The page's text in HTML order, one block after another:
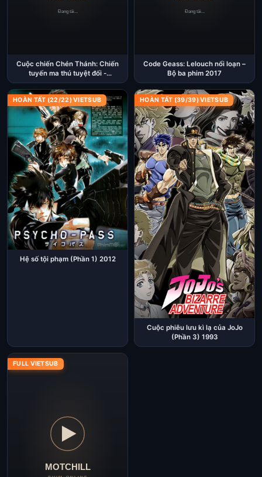
Cuộc chiến Chén Thánh: Chiến
tuyến ma thú tuyệt đối -
Babylonia 2019
Code Geass: Lelouch nổi loạn –
Bộ ba phim 2017
HOÀN TẤT (22/22) VIETSUB
Hệ số tội phạm (Phần 1) 2012
HOÀN TẤT (39/39) VIETSUB
Cuộc phiêu lưu kì lạ của JoJo
(Phần 3) 1993
FULL VIETSUB